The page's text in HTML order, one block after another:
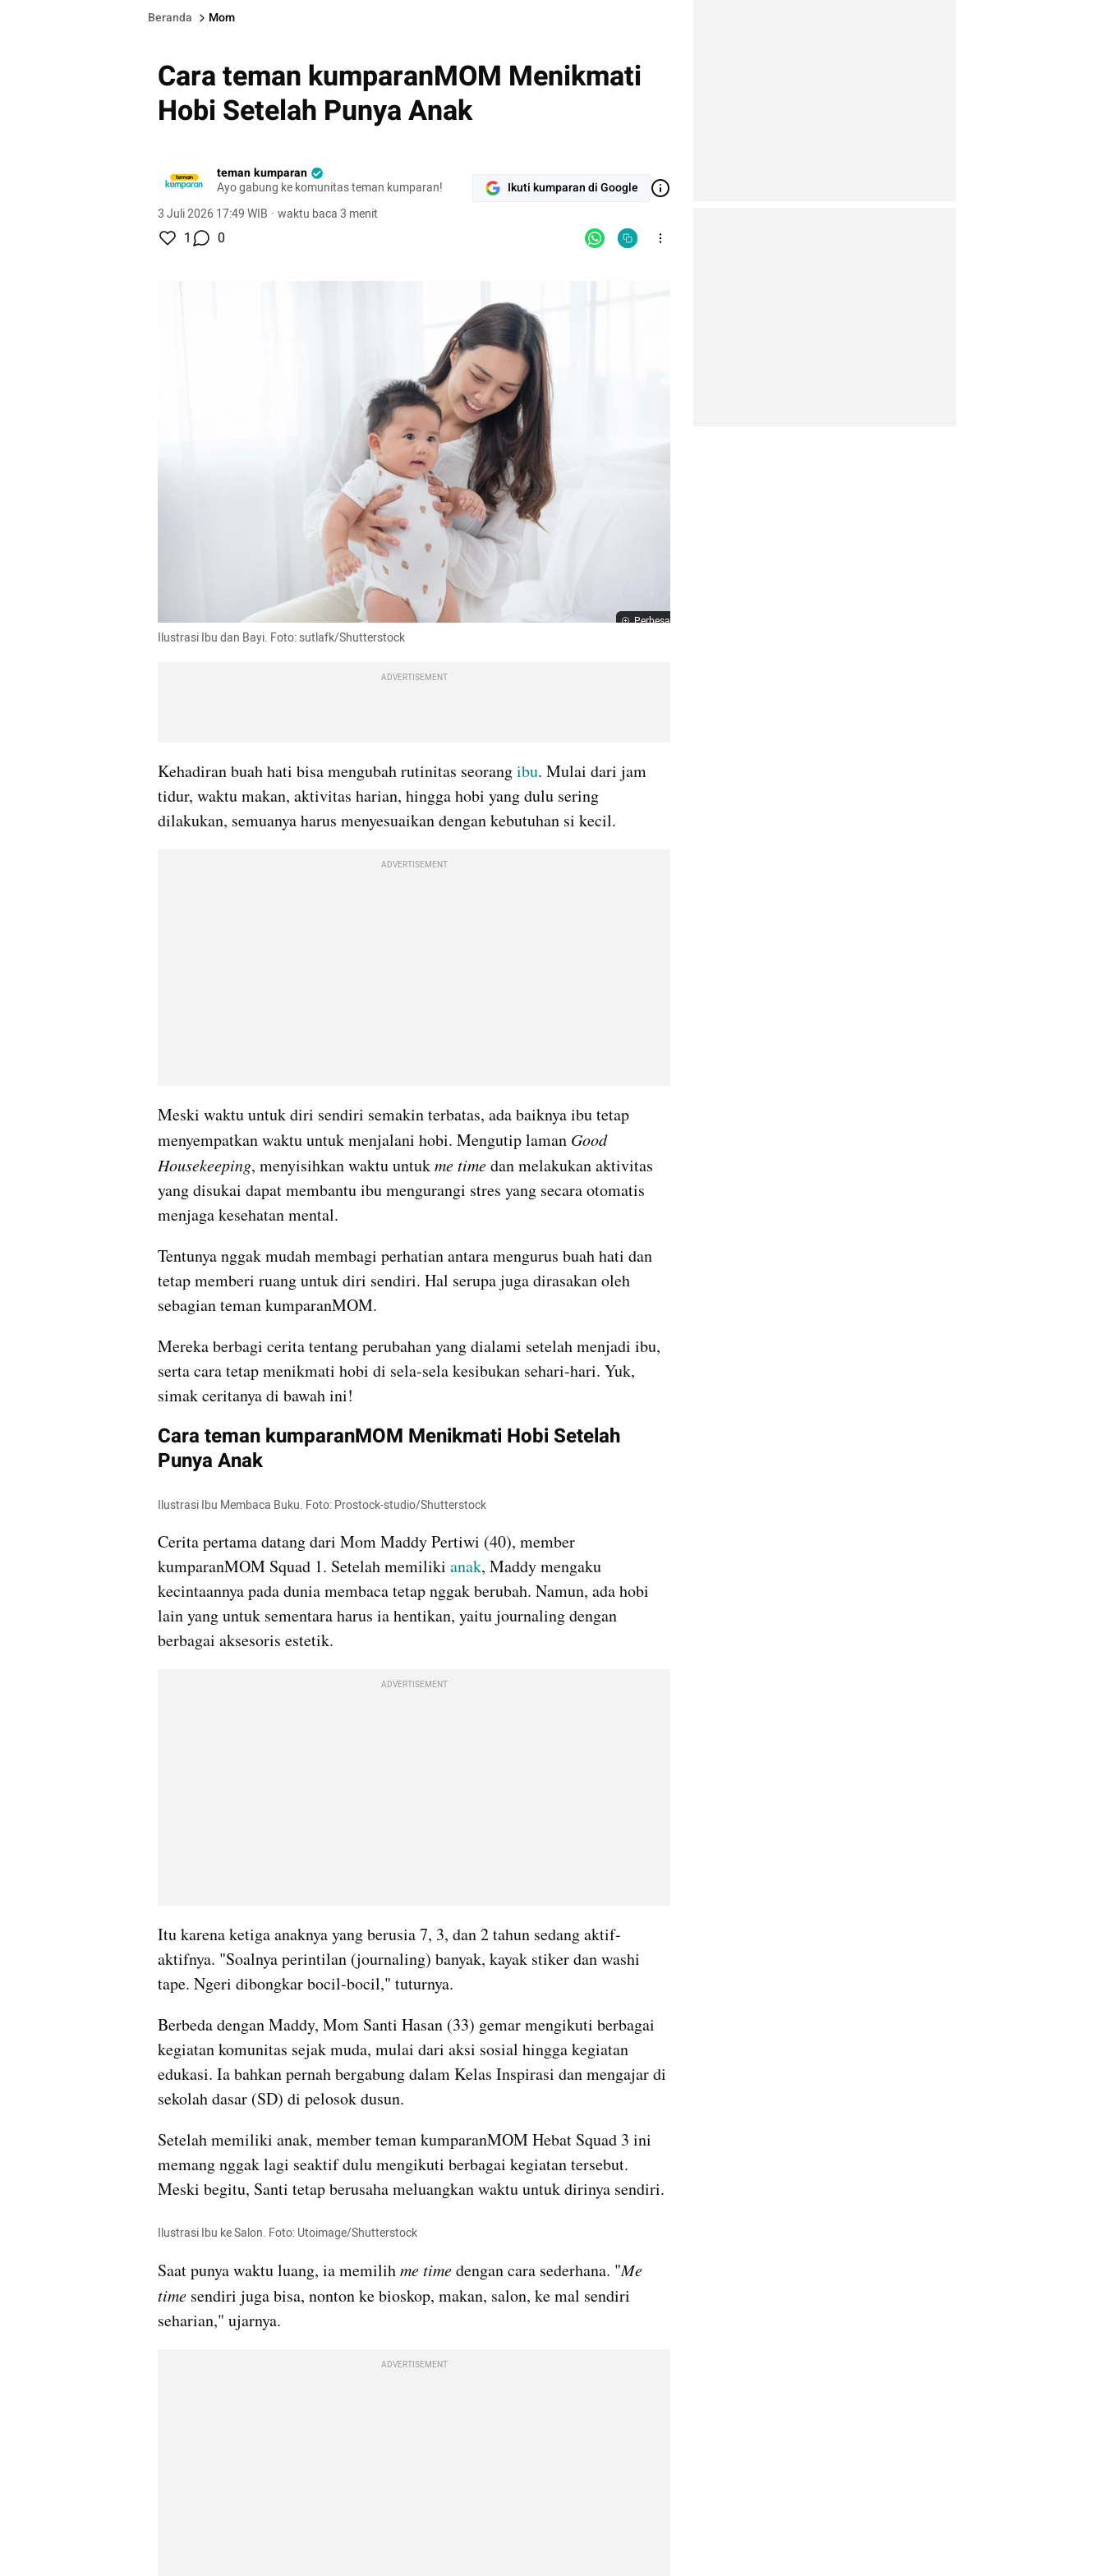
Beranda Mom
Cara teman kumparanMOM Menikmati
Hobi Setelah Punya Anak
teman kumparan
Ayo gabung ke komunitas teman kumparan!
3 Juli 2026 17:49 WIB · waktu baca 3 menit
Ikuti kumparan di Google
1 0
Perbesar
Ilustrasi Ibu dan Bayi. Foto: sutlafk/Shutterstock
ADVERTISEMENT
Kehadiran buah hati bisa mengubah rutinitas seorang ibu. Mulai dari jam
tidur, waktu makan, aktivitas harian, hingga hobi yang dulu sering
dilakukan, semuanya harus menyesuaikan dengan kebutuhan si kecil.
ADVERTISEMENT
Meski waktu untuk diri sendiri semakin terbatas, ada baiknya ibu tetap
menyempatkan waktu untuk menjalani hobi. Mengutip laman Good
Housekeeping, menyisihkan waktu untuk me time dan melakukan aktivitas
yang disukai dapat membantu ibu mengurangi stres yang secara otomatis
menjaga kesehatan mental.
Tentunya nggak mudah membagi perhatian antara mengurus buah hati dan
tetap memberi ruang untuk diri sendiri. Hal serupa juga dirasakan oleh
sebagian teman kumparanMOM.
Mereka berbagi cerita tentang perubahan yang dialami setelah menjadi ibu,
serta cara tetap menikmati hobi di sela-sela kesibukan sehari-hari. Yuk,
simak ceritanya di bawah ini!
Cara teman kumparanMOM Menikmati Hobi Setelah
Punya Anak
Ilustrasi Ibu Membaca Buku. Foto: Prostock-studio/Shutterstock
Cerita pertama datang dari Mom Maddy Pertiwi (40), member
kumparanMOM Squad 1. Setelah memiliki anak, Maddy mengaku
kecintaannya pada dunia membaca tetap nggak berubah. Namun, ada hobi
lain yang untuk sementara harus ia hentikan, yaitu journaling dengan
berbagai aksesoris estetik.
ADVERTISEMENT
Itu karena ketiga anaknya yang berusia 7, 3, dan 2 tahun sedang aktif-
aktifnya. "Soalnya perintilan (journaling) banyak, kayak stiker dan washi
tape. Ngeri dibongkar bocil-bocil," tuturnya.
Berbeda dengan Maddy, Mom Santi Hasan (33) gemar mengikuti berbagai
kegiatan komunitas sejak muda, mulai dari aksi sosial hingga kegiatan
edukasi. Ia bahkan pernah bergabung dalam Kelas Inspirasi dan mengajar di
sekolah dasar (SD) di pelosok dusun.
Setelah memiliki anak, member teman kumparanMOM Hebat Squad 3 ini
memang nggak lagi seaktif dulu mengikuti berbagai kegiatan tersebut.
Meski begitu, Santi tetap berusaha meluangkan waktu untuk dirinya sendiri.
Ilustrasi Ibu ke Salon. Foto: Utoimage/Shutterstock
Saat punya waktu luang, ia memilih me time dengan cara sederhana. "Me
time sendiri juga bisa, nonton ke bioskop, makan, salon, ke mal sendiri
seharian," ujarnya.
ADVERTISEMENT